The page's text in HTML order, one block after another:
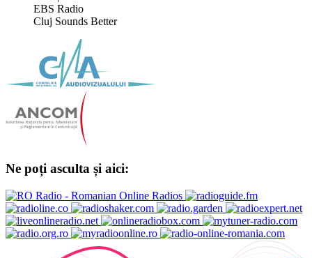
EBS Radio
Cluj Sounds Better
Ne poți asculta și aici: